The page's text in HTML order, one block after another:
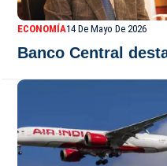
ECONOMÍA14 De Mayo De 2026
Banco Central